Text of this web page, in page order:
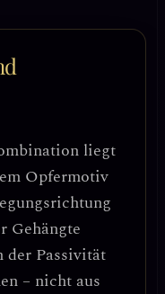
liegt
Opfermotiv
Gehängte
der Passivität
– nicht aus